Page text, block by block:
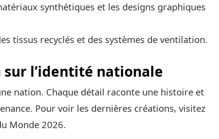
synthétiques et les designs graphiques
tissus recyclés et des systèmes de ventilation.
sur l’identité nationale
nation. Chaque détail raconte une histoire et
Pour voir les dernières créations, visitez
Monde 2026.